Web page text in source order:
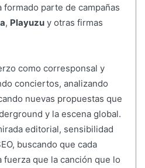
formado parte de campañas
, Playuzuy otras firmas
como corresponsal y
conciertos, analizando
nuevas propuestas que
y la escena global.
editorial, sensibilidad
buscando que cada
que la canción que lo